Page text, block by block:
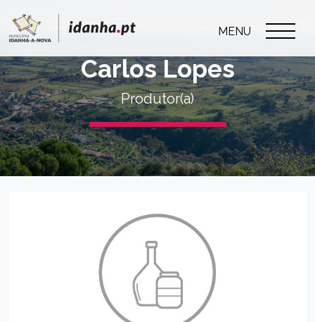
MENU
Carlos Lopes
Produtor(a)